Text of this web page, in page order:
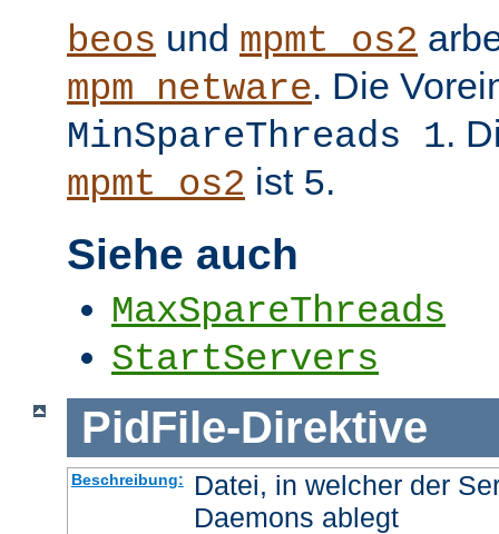
beos und mpmt_os2
mpm_netware. Die
MinSpareThreads 1.
mpmt_os2 ist 5.
Siehe auch
MaxSpareThreads
StartServers
PidFile-Direktive
Beschreibung:
Datei, in welcher der
Daemons ablegt